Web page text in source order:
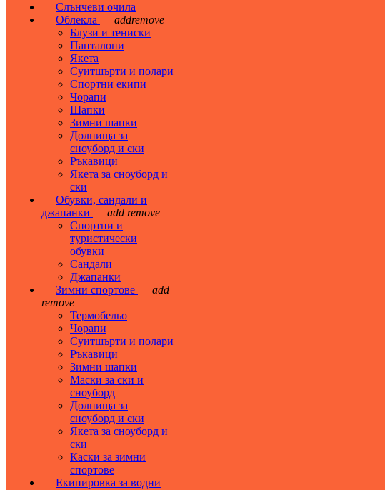
Слънчеви очила
Облекла
addremove
Блузи и тениски
Панталони
Якета
Суитшърти и полари
Спортни екипи
Чорапи
Шапки
Зимни шапки
Долнища за
сноуборд и ски
Ръкавици
Якета за сноуборд и
ски
Обувки, сандали и
джапанки
add remove
Спортни и
туристически
обувки
Сандали
Джапанки
Зимни спортове
add
remove
Термобельо
Чорапи
Суитшърти и полари
Ръкавици
Зимни шапки
Маски за ски и
сноуборд
Долнища за
сноуборд и ски
Якета за сноуборд и
ски
Каски за зимни
спортове
Екипировка за водни